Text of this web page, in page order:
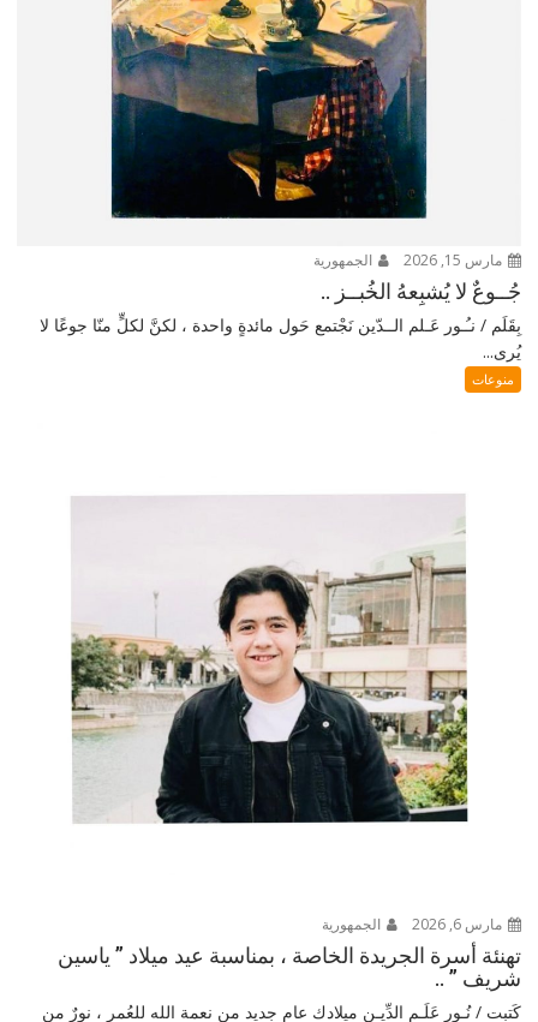
مارس 15, 2026 الجمهورية
جُــوعٌ لا يُشبِعهُ الخُبــز ..
بِقَلَم / نـُـور عَـلم الــدّين نَجْتمع حَول مائدةٍ واحدة ، لكنَّ لكلٍّ منّا جوعًا لا
يُرى...
منوعات
مارس 6, 2026 الجمهورية
تهنئة أسرة الجريدة الخاصة ، بمناسبة عيد ميلاد ” ياسين
شريف ” ..
كَتبت / نُـور عَلَـم الدِّيـن ميلادك عام جديد من نعمة الله للعُمر ، نورٌ من